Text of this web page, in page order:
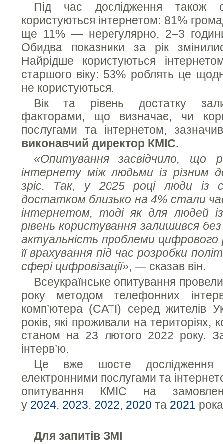
Під час дослідження також
користуються інтернетом: 81%
ще 11% — нерегулярно, 2–3
Обидва показники за рік
Найрідше користуються
старшого віку: 53% роблять це
не користуються.
Вік та рівень достатку
факторами, що визначає, чи
послугами та інтернетом,
виконавчий директор КМІС.
«Опитування засвідчило, що
інтернету між людьми із різним
зріс. Так, у 2025 році люди із
достатком близько на 4% стали
інтернетом, тоді як для людей
рівень користування залишився
актуальність проблеми цифрового
її врахування під час розробки
сфері цифровізації», — сказав він.
Всеукраїнське опитування
року методом телефонних
комп’ютера (CATI) серед жителів
років, які проживали на територіях,
станом на 23 лютого 2022 року.
інтерв’ю.
Це вже шосте дослідження
електронними послугами та
опитування КМІС на
у 2024, 2023, 2022, 2020 та 2021
Для запитів ЗМІ